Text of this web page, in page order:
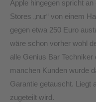
Apple hingegen spricht
Stores „nur“ von einem
gegen etwa 250 Euro
wäre schon vorher wohl
alle Genius Bar
manchen Kunden wurde
Garantie getauscht. Liegt
zugeteilt wird.